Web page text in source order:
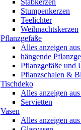
Stabkerzen
Stumpenkerzen
Teelichter
Weihnachtskerzen
Pflanzgefäße
Alles anzeigen
hängende
Pflanzgefäße und
Pflanzschalen &
Tischdeko
Alles anzeigen
Servietten
Vasen
Alles anzeigen aus